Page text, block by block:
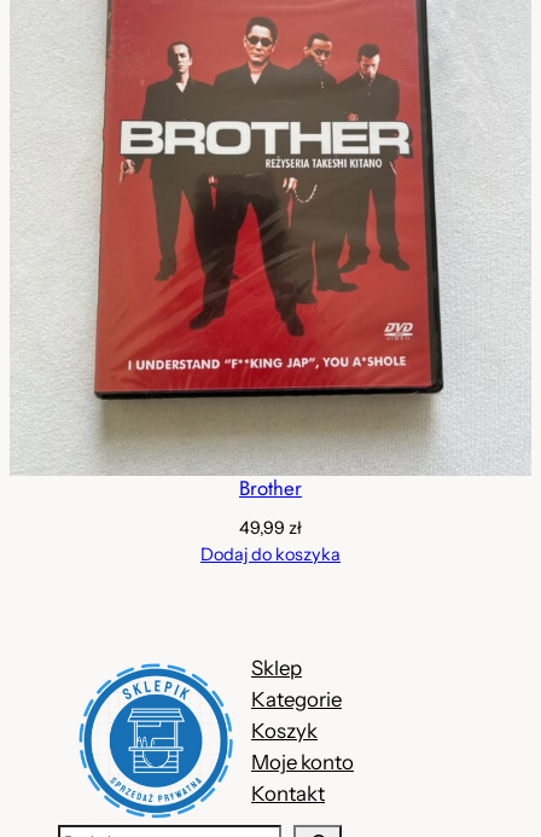
Brother
49,99 zł
Dodaj do koszyka
Sklep
Kategorie
Koszyk
Moje konto
Kontakt